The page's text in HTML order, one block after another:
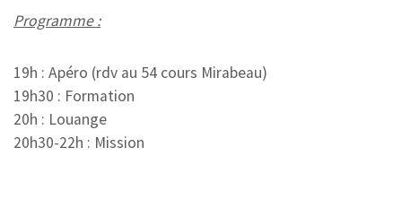
Programme :
19h : Apéro (rdv au 54 cours Mirabeau)
19h30 : Formation
20h : Louange
20h30-22h : Mission